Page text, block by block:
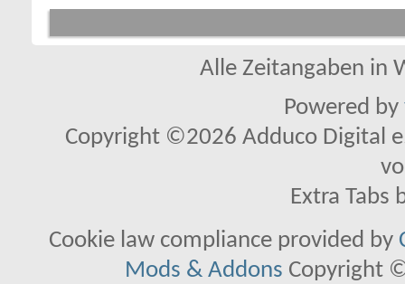
Alle Zeitangaben in
Powered by
Copyright ©2026 Adduco Digital
Extra Tabs
Cookie law compliance provided by
Mods & Addons Copyright